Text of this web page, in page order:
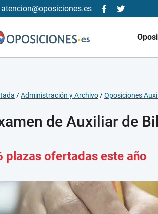
atencion@oposiciones.es
/Administración y Archivo /Oposiciones
de Auxiliar de
plazas ofertadas este año